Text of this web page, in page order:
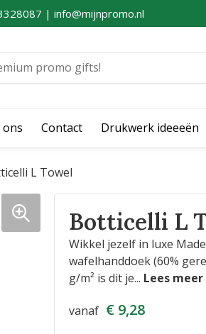
| info@mijnpromo.nl
ons Contact Drukwerk ideeeën
L Towel
Botticelli L
Wikkel jezelf in luxe
wafelhanddoek (60%
g/m² is dit je...
vanaf € 9,28